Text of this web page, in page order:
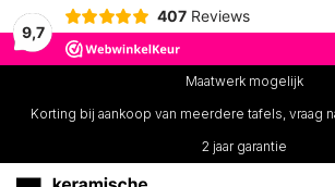
9,7
407 Reviews
Maatwerk mogelijk
Korting bij aankoop van meerdere tafels, vraag
2 jaar garantie